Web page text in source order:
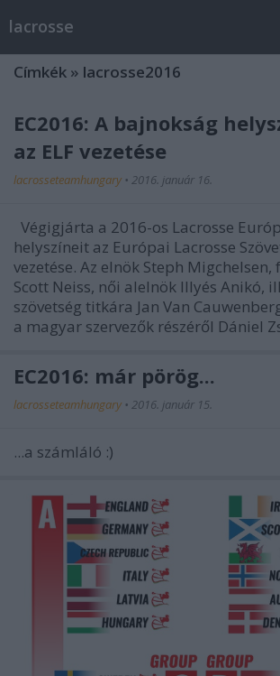
lacrosse
Címkék » lacrosse2016
EC2016: A bajnokság
az ELF vezetése
lacrosseteamhungary • 2016. január 16.
Végigjárta a 2016-os Lacrosse
helyszíneit az Európai Lacrosse
vezetése. Az elnök Steph
Scott Neiss, női alelnök Illyés Anikó,
szövetség titkára Jan Van
a magyar szervezők részéről Dániel
EC2016: már pörög...
lacrosseteamhungary • 2016. január 15.
...a számláló :)